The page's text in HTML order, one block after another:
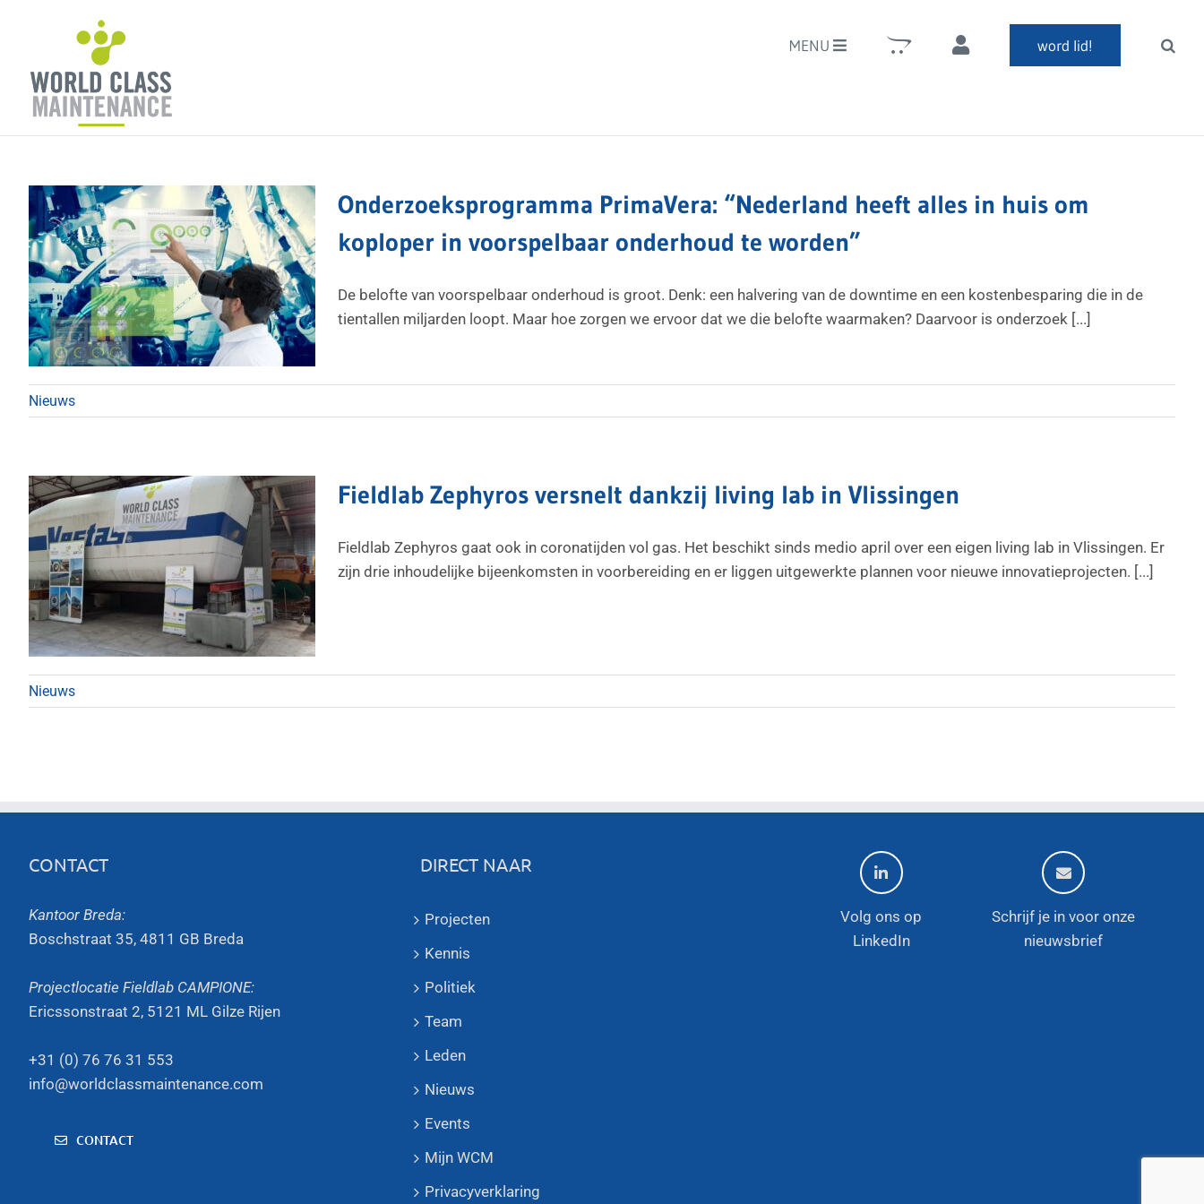
MENU word lid!
Onderzoeksprogramma PrimaVera: “Nederland heeft alles in huis om
koploper in voorspelbaar onderhoud te worden”
De belofte van voorspelbaar onderhoud is groot. Denk: een halvering van de downtime en een kostenbesparing die in de
tientallen miljarden loopt. Maar hoe zorgen we ervoor dat we die belofte waarmaken? Daarvoor is onderzoek [...]
Nieuws
Fieldlab Zephyros versnelt dankzij living lab in Vlissingen
Fieldlab Zephyros gaat ook in coronatijden vol gas. Het beschikt sinds medio april over een eigen living lab in Vlissingen. Er
zijn drie inhoudelijke bijeenkomsten in voorbereiding en er liggen uitgewerkte plannen voor nieuwe innovatieprojecten. [...]
Nieuws
CONTACT
Kantoor Breda:
Boschstraat 35, 4811 GB Breda
Projectlocatie Fieldlab CAMPIONE:
Ericssonstraat 2, 5121 ML Gilze Rijen
+31 (0) 76 76 31 553
info@worldclassmaintenance.com
CONTACT
DIRECT NAAR
Projecten
Kennis
Politiek
Team
Leden
Nieuws
Events
Mijn WCM
Privacyverklaring
Volg ons op
LinkedIn
Schrijf je in voor onze
nieuwsbrief